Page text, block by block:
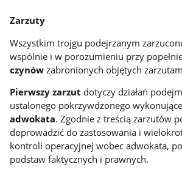
Zarzuty
Wszystkim trojgu podejrzanym
wspólnie i w porozumieniu przy
czynówzabronionych objętych
Pierwszy zarzut dotyczy działań
ustalonego pokrzywdzonego
adwokata. Zgodnie z treścią zarzutów
doprowadzić do zastosowania i
kontroli operacyjnej wobec adwokata,
podstaw faktycznych i prawnych.